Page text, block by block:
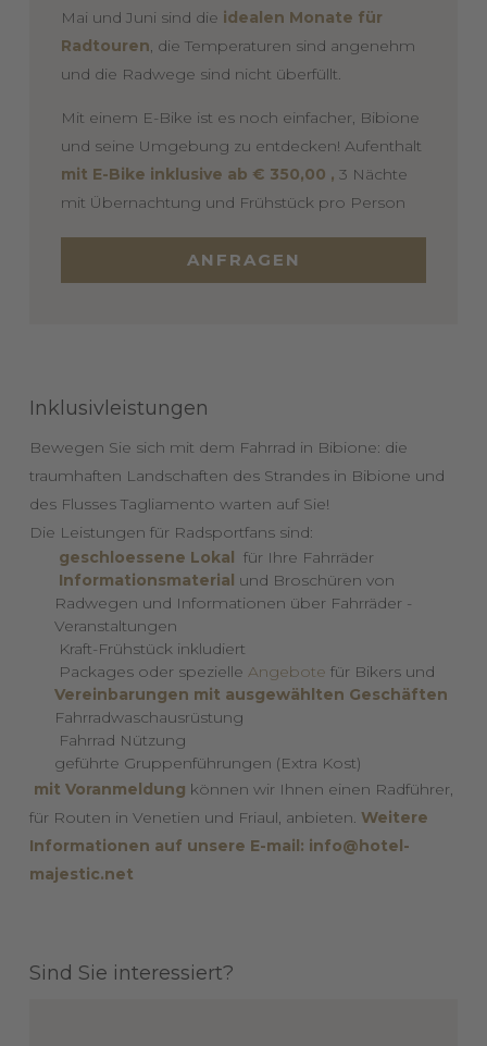
Mai und Juni sind die idealen Monate für
Radtouren, die Temperaturen sind angenehm
und die Radwege sind nicht überfüllt.
Mit einem E-Bike ist es noch einfacher, Bibione
und seine Umgebung zu entdecken! Aufenthalt
mit E-Bike inklusive ab € 350,00 , 3 Nächte
mit Übernachtung und Frühstück pro Person
ANFRAGEN
Inklusivleistungen
Bewegen Sie sich mit dem Fahrrad in Bibione: die
traumhaften Landschaften des Strandes in Bibione und
des Flusses Tagliamento warten auf Sie!
Die Leistungen für Radsportfans sind:
geschloessene Lokal für Ihre Fahrräder
Informationsmaterial und Broschüren von
Radwegen und Informationen über Fahrräder -
Veranstaltungen
Kraft-Frühstück inkludiert
Packages oder spezielle Angebote für Bikers und
Vereinbarungen mit ausgewählten Geschäften
Fahrradwaschausrüstung
Fahrrad Nützung
geführte Gruppenführungen (Extra Kost)
mit Voranmeldung können wir Ihnen einen Radführer,
für Routen in Venetien und Friaul, anbieten. Weitere
Informationen auf unsere E-mail: info@hotel-
majestic.net
Sind Sie interessiert?